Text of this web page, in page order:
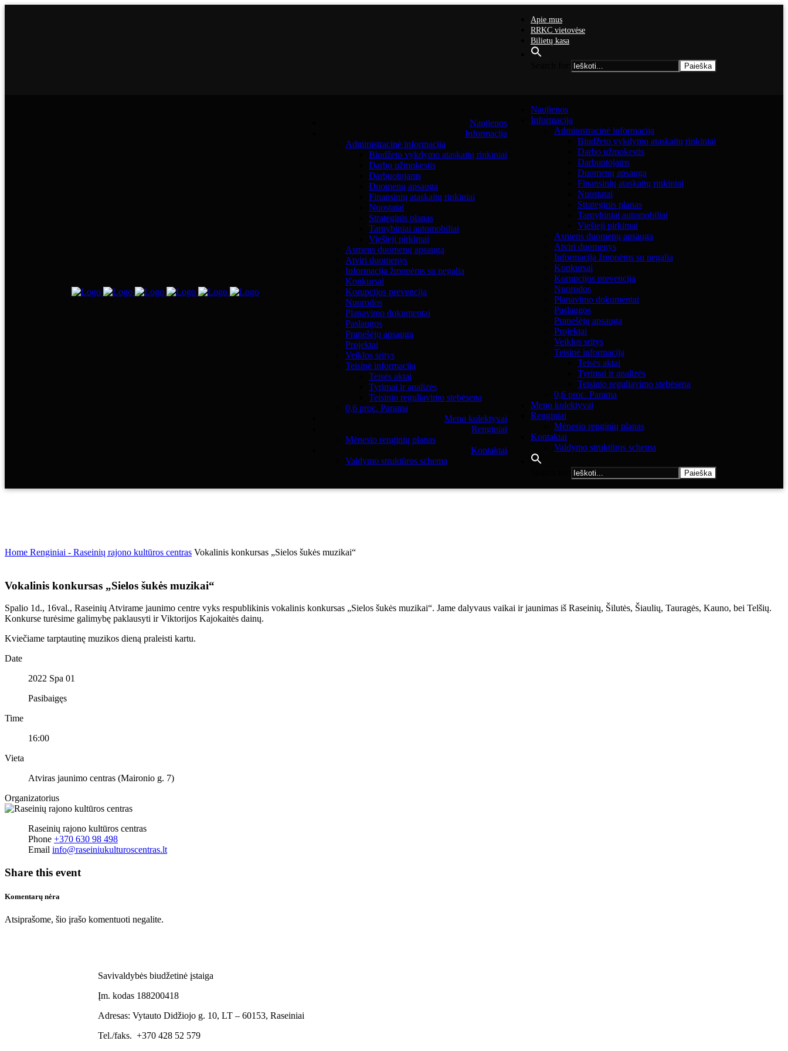
Apie mus
RRKC vietovėse
Bilietų kasa
Naujienos
Informacija
Administracinė informacija
Biudžeto vykdymo ataskaitų rinkiniai
Darbo užmokestis
Darbuotojams
Duomenų apsauga
Finansinių ataskaitų rinkiniai
Nuostatai
Strateginis planas
Tarnybiniai automobiliai
Viešieji pirkimai
Asmens duomenų apsauga
Atviri duomenys
Informacija žmonėms su negalia
Konkursai
Korupcijos prevencija
Nuorodos
Planavimo dokumentai
Paslaugos
Pranešėjų apsauga
Projektai
Veiklos sritys
Teisinė informacija
Teisės aktai
Tyrimai ir analizės
Teisinio reguliavimo stebėsena
0,6 proc. Parama
Meno kolektyvai
Renginiai
Mėnesio renginių planas
Kontaktai
Valdymo struktūros schema
Naujienos
Informacija
Administracinė informacija
Biudžeto vykdymo ataskaitų rinkiniai
Darbo užmokestis
Darbuotojams
Duomenų apsauga
Finansinių ataskaitų rinkiniai
Nuostatai
Strateginis planas
Tarnybiniai automobiliai
Viešieji pirkimai
Asmens duomenų apsauga
Atviri duomenys
Informacija žmonėms su negalia
Konkursai
Korupcijos prevencija
Nuorodos
Planavimo dokumentai
Paslaugos
Pranešėjų apsauga
Projektai
Veiklos sritys
Teisinė informacija
Teisės aktai
Tyrimai ir analizės
Teisinio reguliavimo stebėsena
0,6 proc. Parama
Meno kolektyvai
Renginiai
Mėnesio renginių planas
Kontaktai
Valdymo struktūros schema
Home Renginiai - Raseinių rajono kultūros centras Vokalinis konkursas „Sielos šukės muzikai“
Vokalinis konkursas „Sielos šukės muzikai“
Spalio 1d., 16val., Raseinių Atvirame jaunimo centre vyks respublikinis vokalinis konkursas „Sielos šukės muzikai“. Jame dalyvaus vaikai ir jaunimas iš Raseinių, Šilutės, Šiaulių, Tauragės, Kauno, bei Telšių.
Konkurse turėsime galimybę paklausyti ir Viktorijos Kajokaitės dainų.
Kviečiame tarptautinę muzikos dieną praleisti kartu.
Date
2022 Spa 01
Pasibaigęs
Time
16:00
Vieta
Atviras jaunimo centras (Maironio g. 7)
Organizatorius
Raseinių rajono kultūros centras
Phone +370 630 98 498
Email info@raseiniukulturoscentras.lt
Share this event
Komentarų nėra
Atsiprašome, šio įrašo komentuoti negalite.
Savivaldybės biudžetinė įstaiga
Įm. kodas 188200418
Adresas: Vytauto Didžiojo g. 10, LT – 60153, Raseiniai
Tel./faks. +370 428 52 579